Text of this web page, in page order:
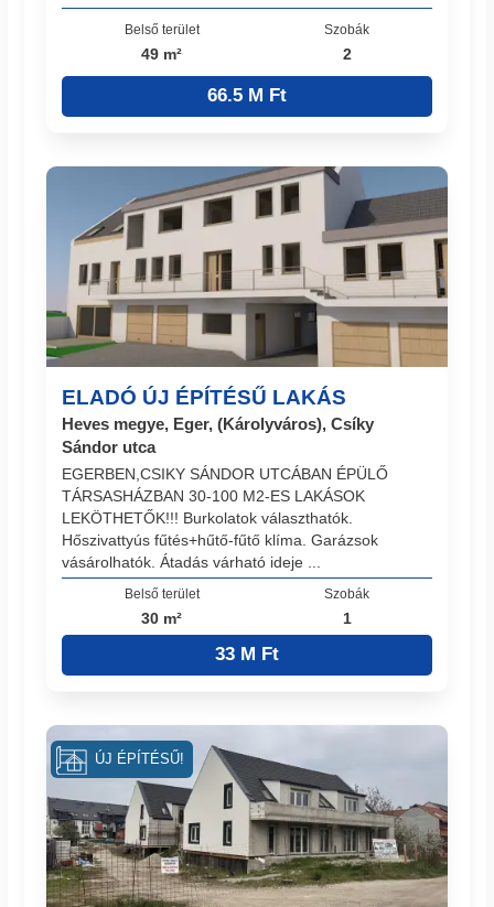
Belső terület
49 m²
Szobák
2
66.5 M Ft
ELADÓ ÚJ ÉPÍTÉSŰ LAKÁS
Heves megye, Eger, (Károlyváros), Csíky
Sándor utca
EGERBEN,CSIKY SÁNDOR UTCÁBAN ÉPÜLŐ
TÁRSASHÁZBAN 30-100 M2-ES LAKÁSOK
LEKÖTHETŐK!!! Burkolatok választhatók.
Hőszivattyús fűtés+hűtő-fűtő klíma. Garázsok
vásárolhatók. Átadás várható ideje ...
Belső terület
30 m²
Szobák
1
33 M Ft
ÚJ ÉPÍTÉSŰ!